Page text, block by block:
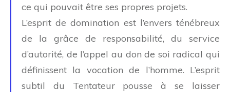
ce qui pouvait être ses propres projets.
L’esprit de domination est l’envers ténébreux
de la grâce de responsabilité, du service
d’autorité, de l’appel au don de soi radical qui
définissent la vocation de l’homme. L’esprit
subtil du Tentateur pousse à se laisser